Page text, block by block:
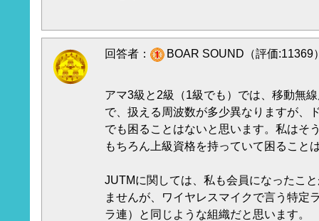
回答者： BOAR SOUND（評価:11369
アマ3級と2級（1級でも）では、移動無
で、扱える周波数が多少異なりますが、
でも困ることはないと思います。私はそ
もちろん上級資格を持っていて困ること
JUTMに関しては、私も会員になったこ
ませんが、ワイヤレスマイクで言う特定
ラ連）と同じような組織だと思います。